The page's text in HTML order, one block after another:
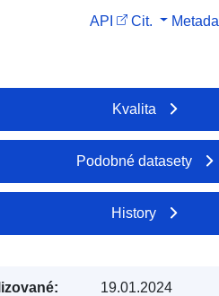
API Cit.
Kvalita
Podobné datasety
History
19.01.2024